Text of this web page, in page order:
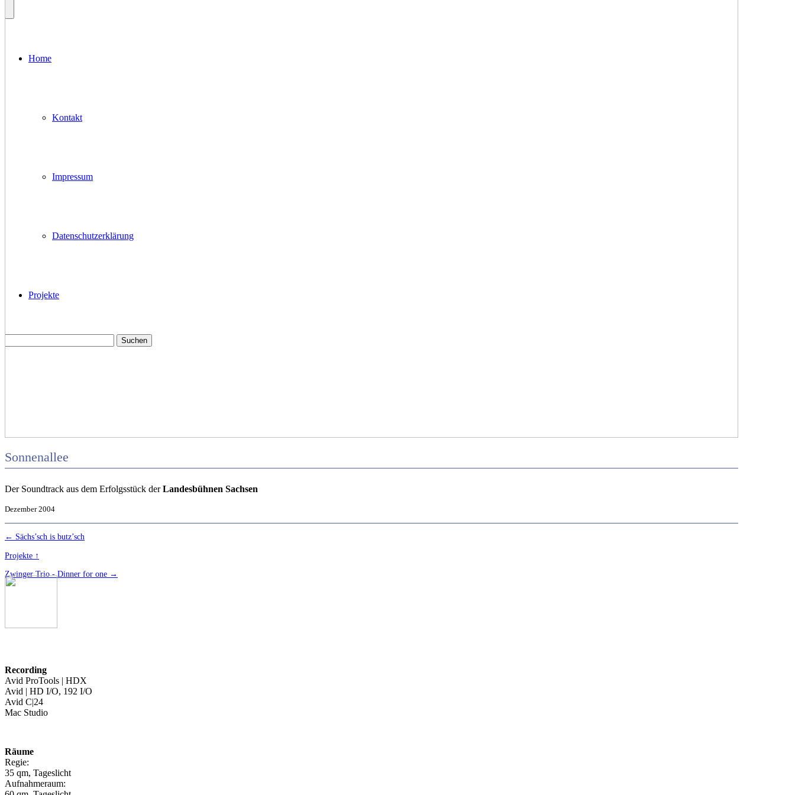
Home
Kontakt
Impressum
Datenschutzerklärung
Projekte
Sonnenallee
Der Soundtrack aus dem Erfolgsstück derLandesbühnen Sachsen
Dezember 2004
← Sächs’sch is butz’sch
Projekte ↑
Zwinger Trio - Dinner for one →
Recording
Avid ProTools | HDX
Avid | HD I/O, 192 I/O
Avid C|24
Mac Studio
Räume
Regie:
35 qm, Tageslicht
Aufnahmeraum: